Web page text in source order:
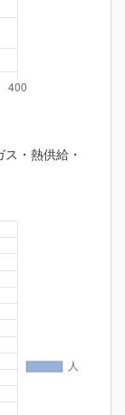
・熱供給・